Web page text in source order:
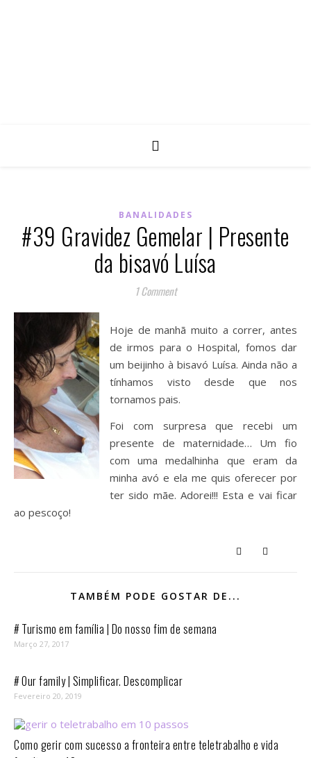
BANALIDADES
#39 Gravidez Gemelar | Presente
da bisavó Luísa
1 Comment
Hoje de manhã muito a correr, antes
de irmos para o Hospital, fomos dar
um beijinho à bisavó Luísa. Ainda não a
tínhamos visto desde que nos
tornamos pais.
Foi com surpresa que recebi um
presente de maternidade… Um fio
com uma medalhinha que eram da
minha avó e ela me quis oferecer por
ter sido mãe. Adorei!!! Esta e vai ficar
ao pescoço!
TAMBÉM PODE GOSTAR DE...
# Turismo em família | Do nosso fim de semana
Março 27, 2017
# Our family | Simplificar. Descomplicar
Fevereiro 20, 2019
Como gerir com sucesso a fronteira entre teletrabalho e vida